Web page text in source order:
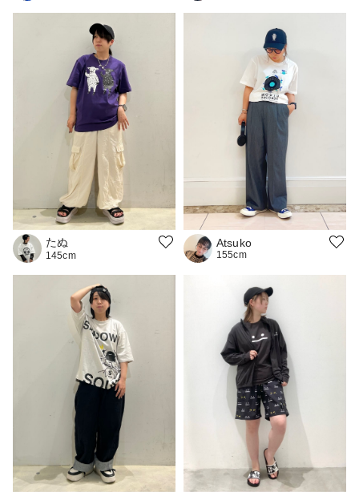
たぬ
145cm
Atsuko
155cm